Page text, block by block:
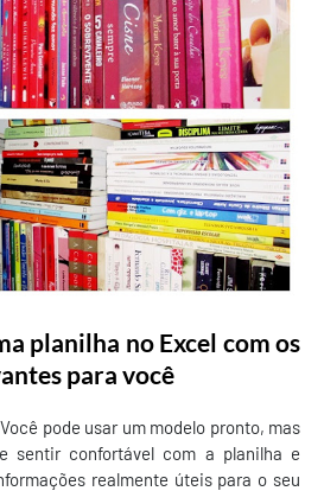
planilha no Excel com os
para você
pode usar um modelo pronto, mas
sentir confortável com a planilha e
realmente úteis para o seu